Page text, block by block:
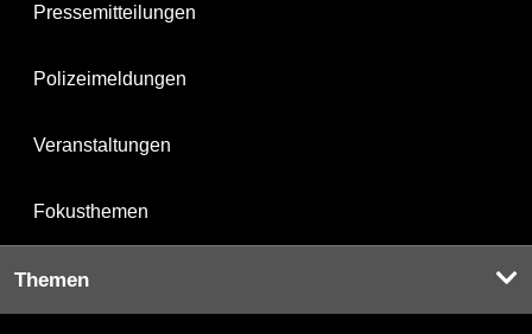
Pressemitteilungen
Polizeimeldungen
Veranstaltungen
Fokusthemen
Themen